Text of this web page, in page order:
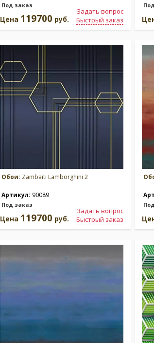
Под заказ
Задать вопрос
Быстрый заказ
Цена 119700 руб.
Обои: Zambaiti Lamborghini 2
Артикул: 90089
Под заказ
Задать вопрос
Быстрый заказ
Цена 119700 руб.